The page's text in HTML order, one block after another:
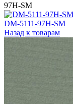
97H-SM
DM-5111-97H-SM
Назад к товарам